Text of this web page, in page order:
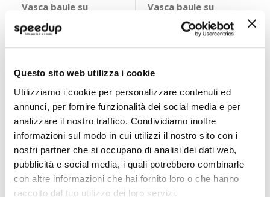
Questo sito web utilizza i cookie
Utilizziamo i cookie per personalizzare contenuti ed
annunci, per fornire funzionalità dei social media e per
analizzare il nostro traffico. Condividiamo inoltre
informazioni sul modo in cui utilizzi il nostro sito con i
nostri partner che si occupano di analisi dei dati web,
pubblicità e social media, i quali potrebbero combinarle
con altre informazioni che hai fornito loro o che hanno
raccolto dal tuo utilizzo dei loro servizi.
Vasca baule su
208 HB Electric
UNIT
CONSEGNA IN
Vasca baule su
misura Volkswagen
ID 3 2020> - UNIT
Volkswagen ID 3
CONSEGNA IN
Quasi esaurito Quasi esaurito